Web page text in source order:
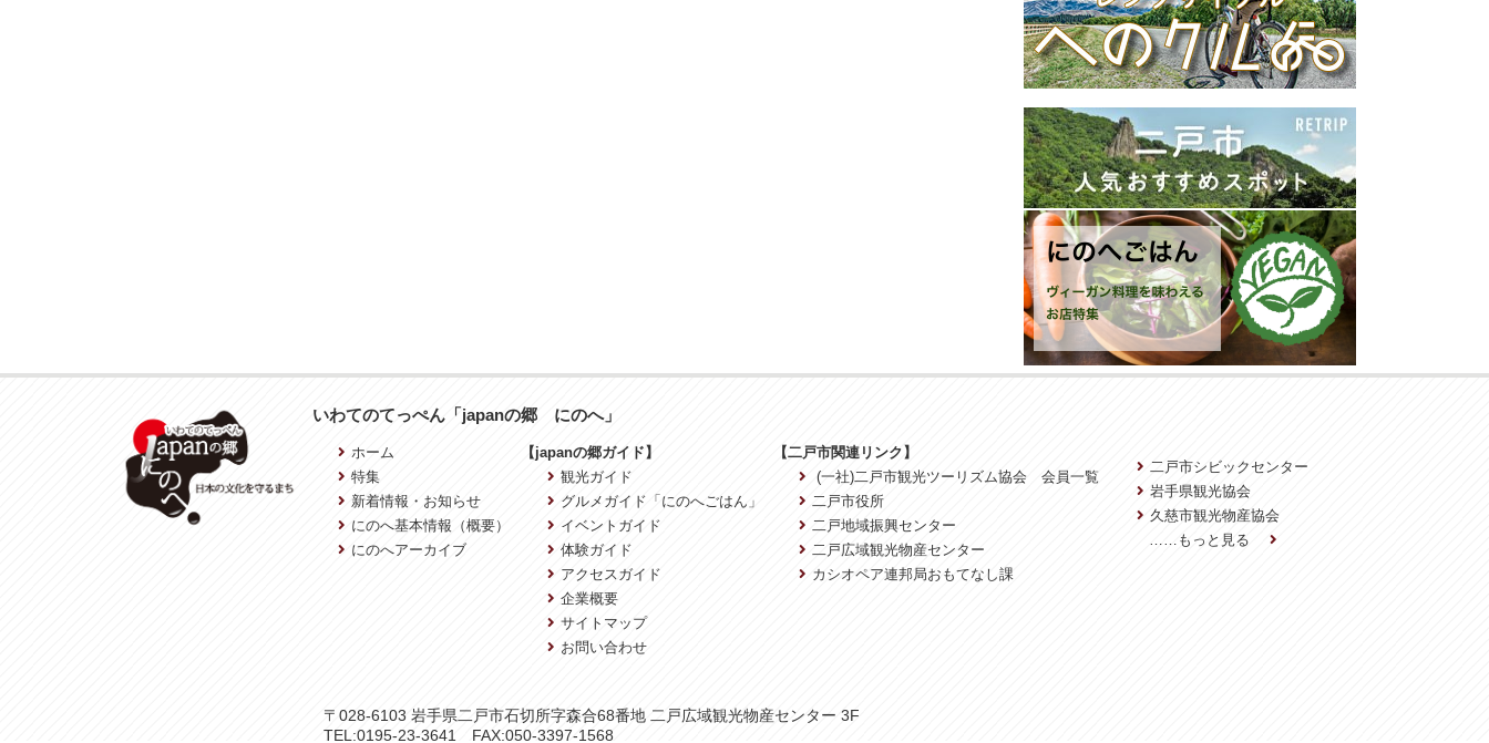
いわてのてっぺん「japanの郷 にのへ」
ホーム
特集
新着情報・お知らせ
にのへ基本情報（概要）
にのへアーカイブ
【japanの郷ガイド】
観光ガイド
グルメガイド「にのへごはん」
イベントガイド
体験ガイド
アクセスガイド
企業概要
サイトマップ
お問い合わせ
【二戸市関連リンク】
(一社)二戸市観光ツーリズム協会 会員一覧
二戸市役所
二戸地域振興センター
二戸広域観光物産センター
カシオペア連邦局おもてなし課
二戸市シビックセンター
岩手県観光協会
久慈市観光物産協会
……もっと見る
〒028-6103 岩手県二戸市石切所字森合68番地 二戸広域観光物産センター 3F
TEL:0195-23-3641 FAX:050-3397-1568